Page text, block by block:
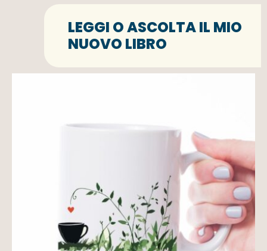
LEGGI O ASCOLTA IL MIO
NUOVO LIBRO